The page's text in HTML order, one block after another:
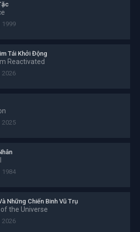
1999
Tái Khởi Động
Reactivated
2026
2025
1984
Những Chiến Binh Vũ Trụ
the Universe
2026